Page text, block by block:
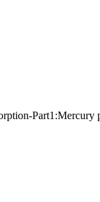
Part1:Mercury